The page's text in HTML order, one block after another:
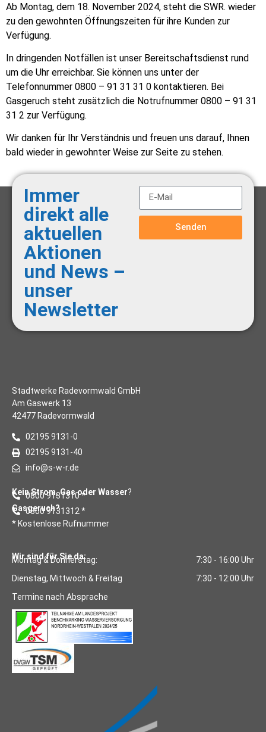
Ab Montag, dem 18. November 2024, steht die SWR. wieder
zu den gewohnten Öffnungszeiten für ihre Kunden zur
Verfügung.
In dringenden Notfällen ist unser Bereitschaftsdienst rund
um die Uhr erreichbar. Sie können uns unter der
Telefonnummer 0800 – 91 31 31 0 kontaktieren. Bei
Gasgeruch steht zusätzlich die Notrufnummer 0800 – 91 31
31 2 zur Verfügung.
Wir danken für Ihr Verständnis und freuen uns darauf, Ihnen
bald wieder in gewohnter Weise zur Seite zu stehen.
Immer
direkt alle
aktuellen
Aktionen
und News –
unser
Newsletter
Senden
Stadtwerke Radevormwald GmbH
Am Gaswerk 13
42477 Radevormwald
02195 9131-0
02195 9131-40
info@s-w-r.de
Kein Strom, Gas oder Wasser?
0800 9131310 *
Gasgeruch?
0800 9131312 *
* Kostenlose Rufnummer
Wir sind für Sie da:
Montag & Donnerstag:
7:30 - 16:00 Uhr
Dienstag, Mittwoch & Freitag
7:30 - 12:00 Uhr
Termine nach Absprache